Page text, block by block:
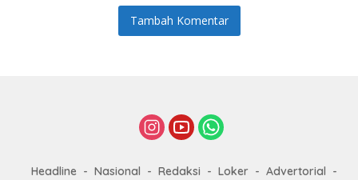
Tambah Komentar
Headline Nasional Redaksi Loker Advertorial